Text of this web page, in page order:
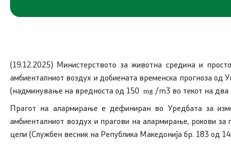
Испити
(19.12.2025) Министерството за животна средина и
амбиенталниот воздух и добиената временска прогноза од
(надминување на вредноста од 150 mg /m3 во текот на
Прагот на алармирање е дефиниран во Уредбата за
амбиенталниот воздух и прагови на алармирање, рокови
цели (Службен весник на Република Македонија бр. 183 од